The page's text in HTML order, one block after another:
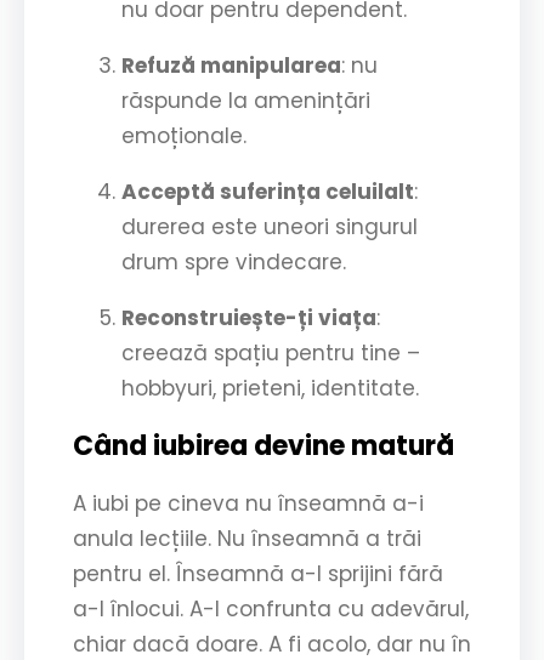
nu doar pentru dependent.
Refuză manipularea: nu
răspunde la amenințări
emoționale.
Acceptă suferința celuilalt:
durerea este uneori singurul
drum spre vindecare.
Reconstruiește-ți viața:
creează spațiu pentru tine –
hobbyuri, prieteni, identitate.
Când iubirea devine matură
A iubi pe cineva nu înseamnă a-i
anula lecțiile. Nu înseamnă a trăi
pentru el. Înseamnă a-l sprijini fără
a-l înlocui. A-l confrunta cu adevărul,
chiar dacă doare. A fi acolo, dar nu în